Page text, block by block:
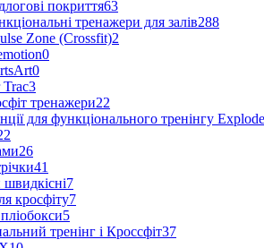
покриття63
тренажери для залів288
Zone (Crossfit)2
0
0
Trac3
тренажери22
для функціонального тренінгу Explode
26
41
7
кросфіту7
5
тренінг і Кроссфіт37